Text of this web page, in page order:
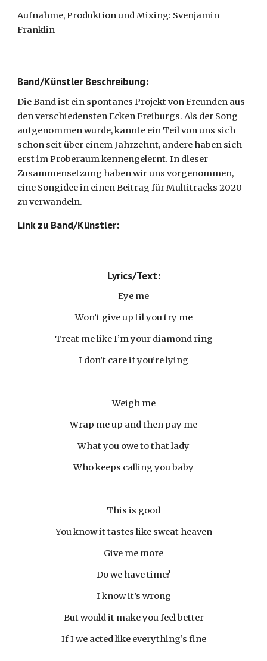
Aufnahme, Produktion und Mixing: Svenjamin
Franklin
Band/Künstler Beschreibung:
Die Band ist ein spontanes Projekt von Freunden aus
den verschiedensten Ecken Freiburgs. Als der Song
aufgenommen wurde, kannte ein Teil von uns sich
schon seit über einem Jahrzehnt, andere haben sich
erst im Proberaum kennengelernt. In dieser
Zusammensetzung haben wir uns vorgenommen,
eine Songidee in einen Beitrag für Multitracks 2020
zu verwandeln.
Link zu Band/Künstler:
Lyrics/Text:
Eye me
Won’t give up til you try me
Treat me like I’m your diamond ring
I don’t care if you’re lying
Weigh me
Wrap me up and then pay me
What you owe to that lady
Who keeps calling you baby
This is good
You know it tastes like sweat heaven
Give me more
Do we have time?
I know it’s wrong
But would it make you feel better
If I we acted like everything’s fine